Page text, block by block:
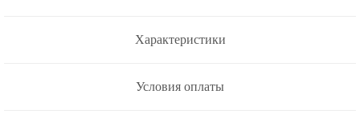
Характеристики
Условия оплаты